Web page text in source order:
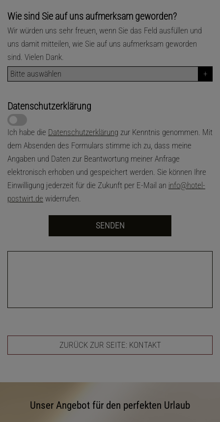
Wie sind Sie auf uns aufmerksam geworden?
Wir würden uns sehr freuen, wenn Sie das Feld ausfüllen und
uns damit mitteilen, wie Sie auf uns aufmerksam geworden
sind. Vielen Dank.
Datenschutzerklärung
Ich habe die Datenschutzerklärung zur Kenntnis genommen. Mit
dem Absenden des Formulars stimme ich zu, dass meine
Angaben und Daten zur Beantwortung meiner Anfrage
elektronisch erhoben und gespeichert werden. Sie können Ihre
Einwilligung jederzeit für die Zukunft per E-Mail an info@hotel-
postwirt.de widerrufen.
ZURÜCK ZUR SEITE: KONTAKT
Unser Angebot für den perfekten Urlaub